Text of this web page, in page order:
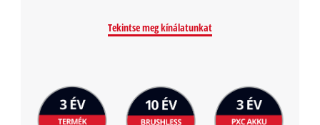
Tekintse meg kínálatunkat